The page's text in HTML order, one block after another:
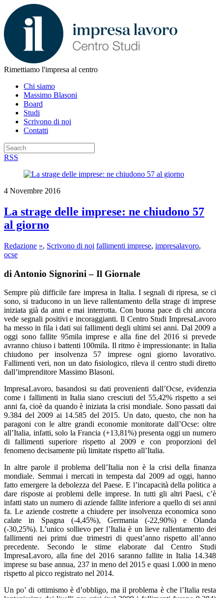
Rimettiamo l'impresa al centro
Chi siamo
Massimo Blasoni
Board
Studi
Scrivono di noi
Contatti
RSS
4 Novembre 2016
La strage delle imprese: ne chiudono 57
al giorno
Redazione », Scrivono di noi fallimenti imprese, impresalavoro,
ocse
di Antonio Signorini – Il Giornale
Sempre più difficile fare impresa in Italia. I segnali di ripresa, se ci
sono, si traducono in un lieve rallentamento della strage di imprese
iniziata già da anni e mai interrotta. Con buona pace di chi ancora
vede segnali positivi e incoraggianti. Il Centro Studi ImpresaLavoro
ha messo in fila i dati sui fallimenti degli ultimi sei anni. Dal 2009 a
oggi sono fallite 95mila imprese e alla ﬁne del 2016 si prevede
avranno chiuso i battenti 100mila. Il ritmo è impressionante: in Italia
chiudono per insolvenza 57 imprese ogni giorno lavorativo.
Fallimenti veri, non un dato ﬁsiologico, rileva il centro studi diretto
dall’imprenditore Massimo Blasoni.
ImpresaLavoro, basandosi su dati provenienti dall’Ocse, evidenzia
come i fallimenti in Italia siano cresciuti del 55,42% rispetto a sei
anni fa, cioè da quando è iniziata la crisi mondiale. Sono passati dai
9.384 del 2009 ai 14.585 del 2015. Un dato, questo, che non ha
paragoni con le altre grandi economie monitorate dall’Ocse: oltre
all’Italia, infatti, solo la Francia (+13,81%) presenta oggi un numero
di fallimenti superiore rispetto al 2009 e con proporzioni del
fenomeno decisamente più limitate rispetto all’Italia.
In altre parole il problema dell’Italia non è la crisi della ﬁnanza
mondiale. Semmai i mercati in tempesta dal 2009 ad oggi, hanno
fatto emergere la debolezza del Paese. E l’incapacità della politica a
dare risposte ai problemi delle imprese. In tutti gli altri Paesi, c’è
infatti stato un numero di aziende fallite inferiore a quello di sei anni
fa. Le aziende costrette a chiudere per insolvenza economica sono
calate in Spagna (-4,45%), Germania (-22,90%) e Olanda
(-30,25%). L’unico sollievo per l’Italia è un lieve rallentamento dei
fallimenti nei primi due trimestri di quest’anno rispetto all’anno
precedente. Secondo le stime elaborate dal Centro Studi
ImpresaLavoro, alla ﬁne del 2016 saranno fallite in Italia 14.348
imprese su base annua, 237 in meno del 2015 e quasi 1.000 in meno
rispetto al picco registrato nel 2014.
Un po’ di ottimismo è d’obbligo, ma il problema è che l’Italia resta